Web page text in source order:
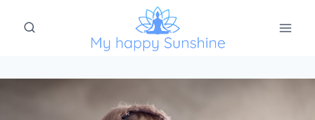
Inhalt